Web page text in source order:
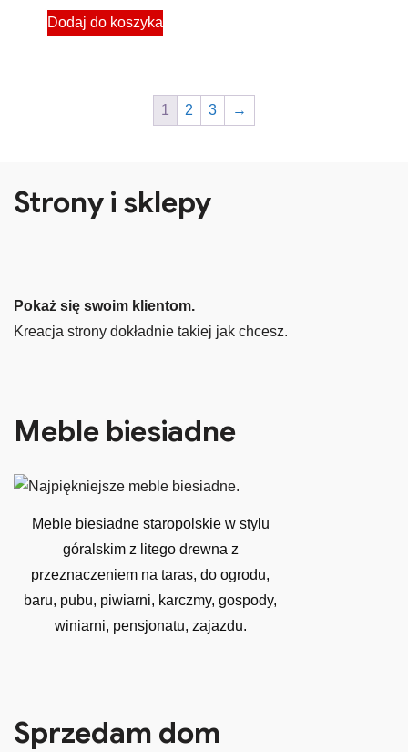
Dodaj do koszyka
1 2 3 →
Strony i sklepy
Pokaż się swoim klientom.
Kreacja strony dokładnie takiej jak chcesz.
Meble biesiadne
Meble biesiadne staropolskie w stylu
góralskim z litego drewna z
przeznaczeniem na taras, do ogrodu,
baru, pubu, piwiarni, karczmy, gospody,
winiarni, pensjonatu, zajazdu.
Sprzedam dom